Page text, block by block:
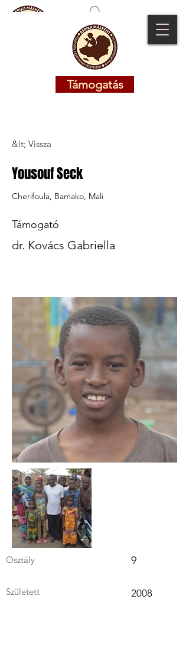
Támogatás
Támogatás
&lt; Vissza
Yousouf Seck
Cherifoula, Bamako, Mali
Támogató
dr. Kovács Gabriella
Osztály 9
Született 2008